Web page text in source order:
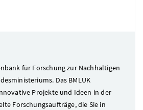
für Forschung zur Nachhaltigen
Das BMLUK
Projekte und Ideen in der
Forschungsaufträge, die Sie in